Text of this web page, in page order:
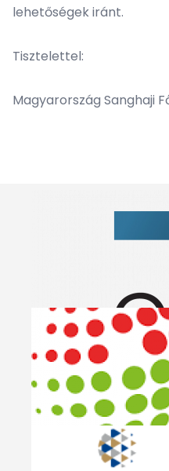
lehetőségek iránt.
Tisztelettel:
Magyarország Sanghaji